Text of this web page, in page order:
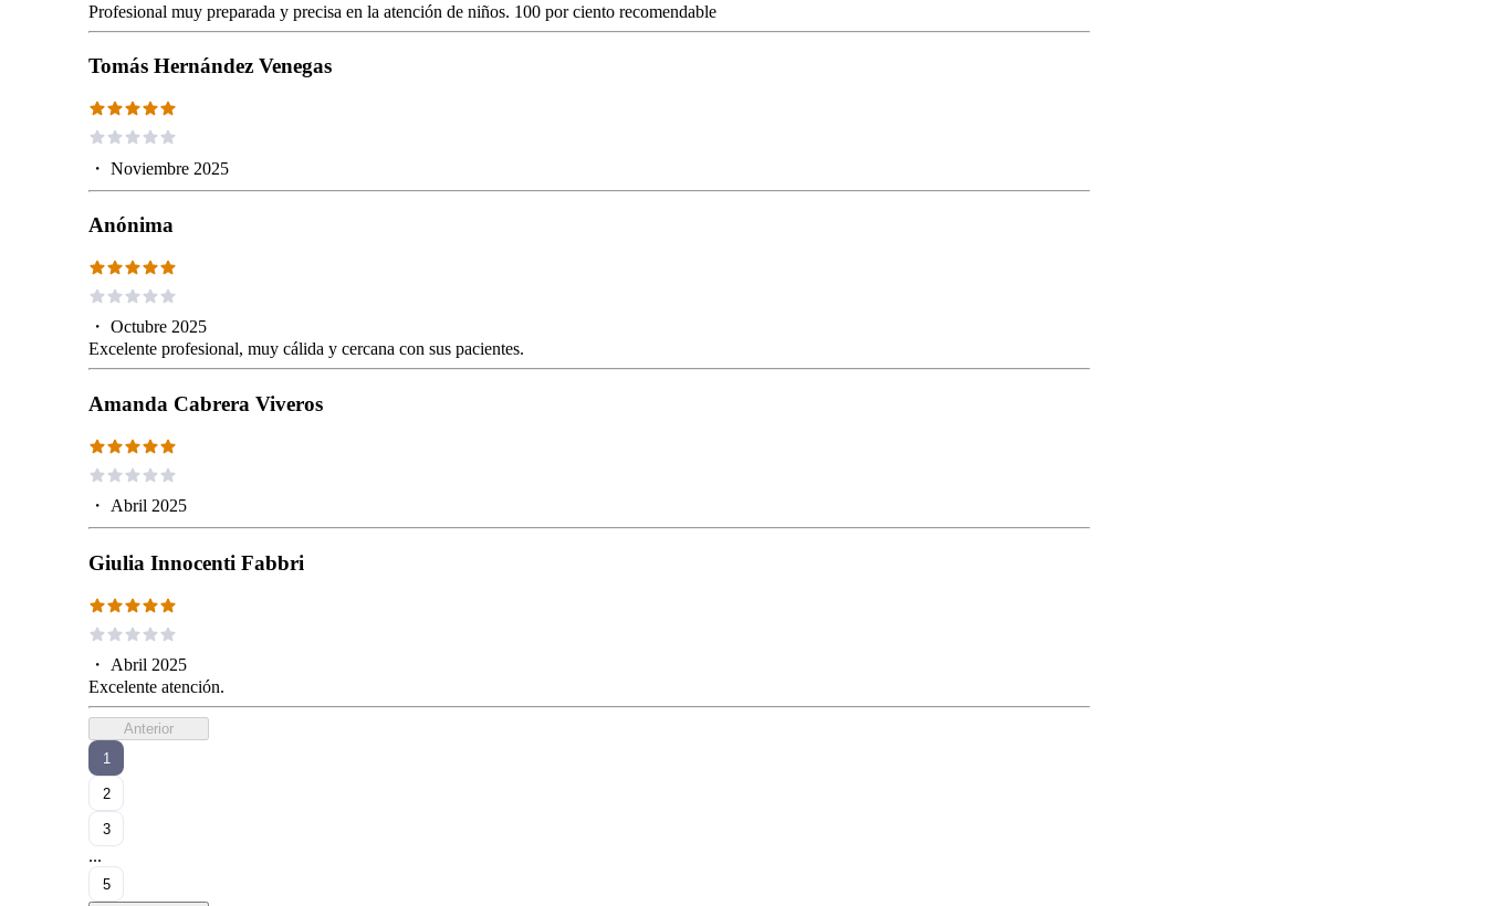
Profesional muy preparada y precisa en la atención de niños. 100 por ciento recomendable
Tomás Hernández Venegas
・ Noviembre 2025
Anónima
・ Octubre 2025
Excelente profesional, muy cálida y cercana con sus pacientes.
Amanda Cabrera Viveros
・ Abril 2025
Giulia Innocenti Fabbri
・ Abril 2025
Excelente atención.
Anterior
1
2
3
...
5